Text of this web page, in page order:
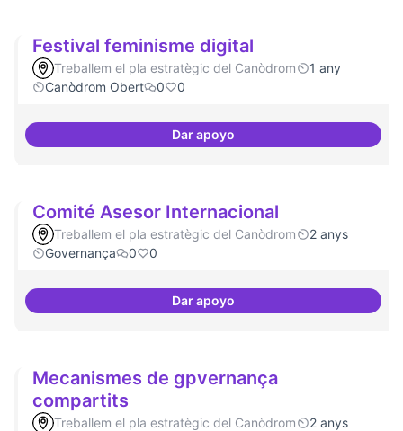
Festival feminisme digital
Treballem el pla estratègic del Canòdrom
1 any
Canòdrom Obert
0 0
Dar apoyoFestival feminisme digital
Comité Asesor Internacional
Treballem el pla estratègic del Canòdrom
2 anys
Governança
0 0
Dar apoyoComité Asesor Internacional
Mecanismes de gpvernança
compartits
Treballem el pla estratègic del Canòdrom
2 anys